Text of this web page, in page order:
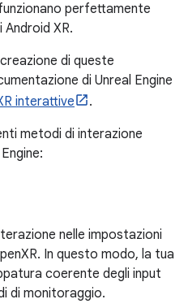
perfettamente
XR.
di queste
di Unreal Engine
interattive
.
metodi di interazione
nelle impostazioni
In questo modo, la tua
coerente degli input
di monitoraggio.